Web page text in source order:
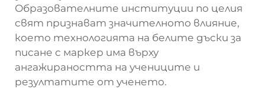
Образователните институции по целия
свят признават значителното влияние,
което технологията на белите дъски за
писане с маркер има върху
ангажираността на учениците и
резултатите от ученето.